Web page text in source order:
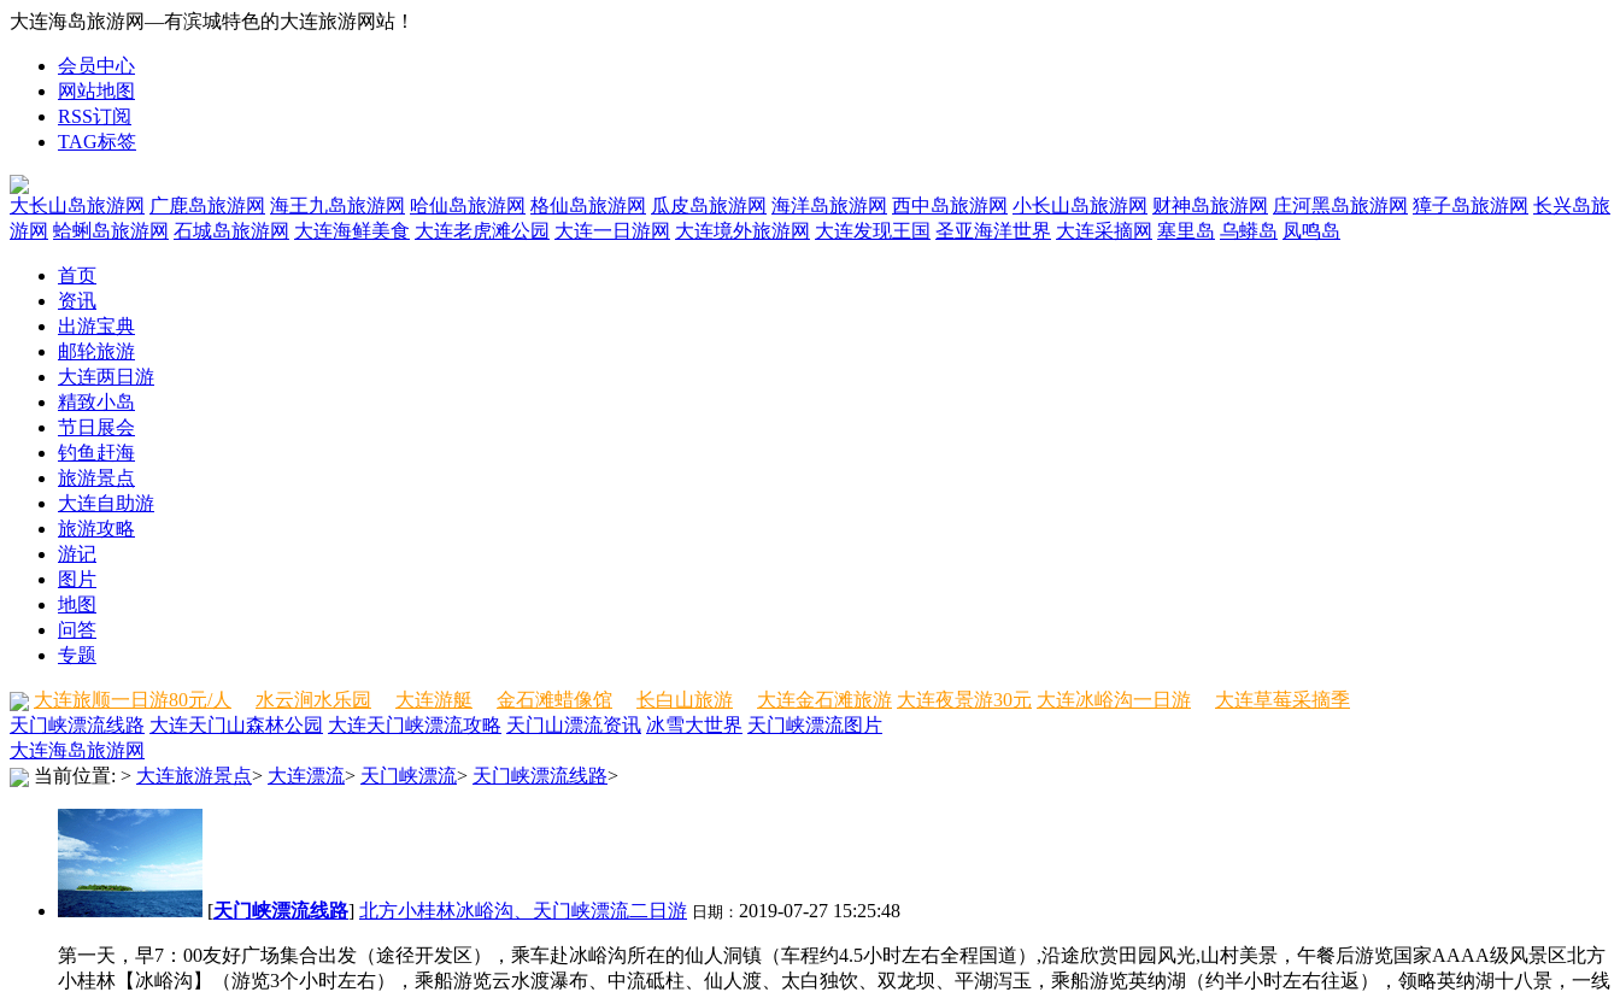
大连海岛旅游网—有滨城特色的大连旅游网站！
会员中心
网站地图
RSS订阅
TAG标签
大长山岛旅游网 广鹿岛旅游网 海王九岛旅游网 哈仙岛旅游网 格仙岛旅游网 瓜皮岛旅游网 海洋岛旅游网 西中岛旅游网 小长山岛旅游网 财神岛旅游网 庄河黑岛旅游网 獐子岛旅游网 长兴岛旅
游网 蛤蜊岛旅游网 石城岛旅游网 大连海鲜美食 大连老虎滩公园 大连一日游网 大连境外旅游网 大连发现王国 圣亚海洋世界 大连采摘网 塞里岛 乌蟒岛 凤鸣岛
首页
资讯
出游宝典
邮轮旅游
大连两日游
精致小岛
节日展会
钓鱼赶海
旅游景点
大连自助游
旅游攻略
游记
图片
地图
问答
专题
大连旅顺一日游80元/人 水云涧水乐园 大连游艇 金石滩蜡像馆 长白山旅游 大连金石滩旅游 大连夜景游30元 大连冰峪沟一日游
大连草莓采摘季
天门峡漂流线路 大连天门山森林公园 大连天门峡漂流攻略 天门山漂流资讯 冰雪大世界 天门峡漂流图片
大连海岛旅游网
当前位置: > 大连旅游景点> 大连漂流> 天门峡漂流> 天门峡漂流线路>
[天门峡漂流线路] 北方小桂林冰峪沟、天门峡漂流二日游 日期： 2019-07-27 15:25:48
第一天，早7：00友好广场集合出发（途径开发区），乘车赴冰峪沟所在的仙人洞镇（车程约4.5小时左右全程国道）,沿途欣赏田园风光,山村美景，午餐后游览国家AAAA级风景区北方
小桂林【冰峪沟】（游览3个小时左右），乘船游览云水渡瀑布、中流砥柱、仙人渡、太白独饮、双龙坝、平湖泻玉，乘船游览英纳湖（约半小时左右往返），领略英纳湖十八景，一线